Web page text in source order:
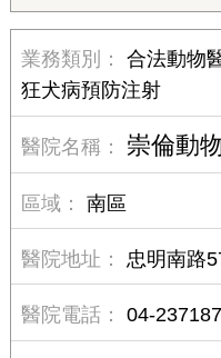
合法動物
狂犬病預防注射
崇倫動
南區
忠明南路
04-